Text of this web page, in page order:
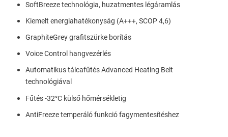
SoftBreeze technológia, huzatmentes légáramlás
Kiemelt energiahatékonyság (A+++, SCOP 4,6)
GraphiteGrey grafitszürke borítás
Voice Control hangvezérlés
Automatikus tálcafűtés Advanced Heating Belt
technológiával
Fűtés -32°C külső hőmérsékletig
AntiFreeze temperáló funkció fagymentesítéshez